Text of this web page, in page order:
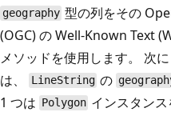
geography 型の列をその
(OGC) の Well-Known Text
メソッドを使用します。 次
は、
LineString の
1 つは Polygon インスタンス